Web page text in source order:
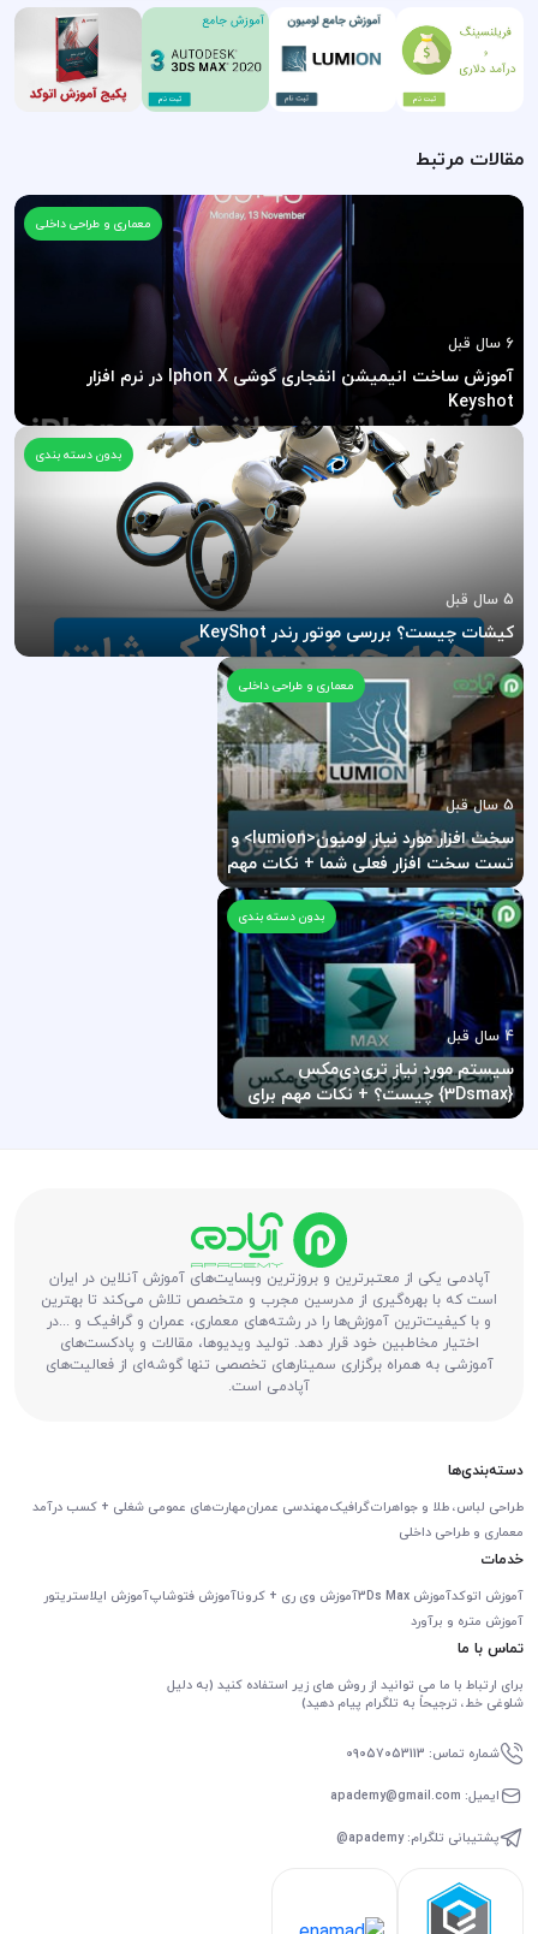
مقالات مرتبط
معماری و طراحی داخلی
6 سال قبل
آموزش ساخت انیمیشن انفجاری گوشی Iphon X در نرم افزار
Keyshot
بدون دسته بندی
5 سال قبل
کیشات چیست؟ بررسی موتور رندر KeyShot
معماری و طراحی داخلی
5 سال قبل
سخت افزار مورد نیاز لومیون<lumion> و
تست سخت افزار فعلی شما + نکات مهم
بدون دسته بندی
4 سال قبل
سیستم مورد نیاز تری‌دی‌مکس
{3Dsmax} چیست؟ + نکات مهم برای
رندرگیری معماری
آپادمی یکی از معتبرترین و بروزترین وبسایت‌های آموزش آنلاین در ایران
است که با بهره‌گیری از مدرسین مجرب و متخصص تلاش می‌کند تا بهترین
و با کیفیت‌ترین آموزش‌ها را در رشته‌های معماری، عمران و گرافیک و ...در
اختیار مخاطبین خود قرار دهد. تولید ویدیوها، مقالات و پادکست‌های
آموزشی به همراه برگزاری سمینارهای تخصصی تنها گوشه‌ای از فعالیت‌های
آپادمی است.
دسته‌بندی‌ها
طراحی لباس، طلا و جواهراتگرافیکمهندسی عمرانمهارت‌های عمومی شغلی + کسب درآمد
معماری و طراحی داخلی
خدمات
آموزش اتوکدآموزش 3Ds Max آموزش وی ری + کروناآموزش فتوشاپآموزش ایلاستریتور
آموزش متره و برآورد
تماس با ما
برای ارتباط با ما می توانید از روش های زیر استفاده کنید (به دلیل
شلوغی خط، ترجیحاً به تلگرام پیام دهید)
شماره تماس: 09057053113
ایمیل: apademy@gmail.com
پشتیبانی تلگرام: apademy@